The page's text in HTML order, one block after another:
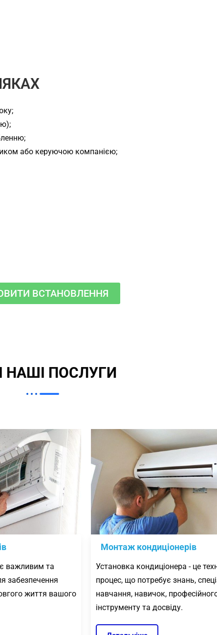
або керуючою компанією;
ВСТАНОВЛЕННЯ
НАШІ ПОСЛУГИ
важливим та
забезпечення
життя вашого
Монтаж кондиціонерів
Установка кондиціонера - це
процес, що потребує знань,
навчання, навичок,
інструменту та досвіду.